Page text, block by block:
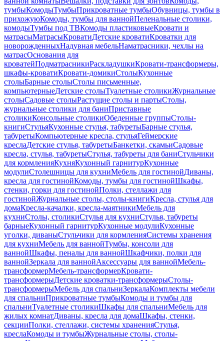
тумбыКомодыТумбыПрикроватные тумбыОбувницы, тумбы в
прихожуюКомоды, тумбы для ваннойПеленальные столики,
комодыТумбы под ТВКомоды пластиковыеКровати и
матрасыМатрасыКроватиДетские кроватиКроватки для
новорожденныхНадувная мебельНаматрасники, чехлы на
матрасОснования для
кроватейПодматрасникиРаскладушкиКровати-трансформеры,
шкафы-кроватиКровати-домикиСтолыКухонные
столыБарные столыСтолы письменные,
компьютерныеДетские столыТуалетные столикиЖурнальные
столыСадовые столыРастущие столы и партыСтолы,
журнальные столики для баниПриставные
столикиКонсольные столикиОбеденные группыСтолы-
книгиСтульяКухонные стулья, табуретыБарные стулья,
табуретыКомпьютерные кресла, стульяГеймерские
креслаДетские стулья, табуретыБанкетки, скамьиСадовые
кресла, стулья, табуретыСтулья, табуреты для баниСтульчики
для кормленияКухняКухонный гарнитурКухонные
модулиСтолешницы для кухниМебель для гостинойДиваны,
кресла для гостинойКомоды, тумбы для гостинойШкафы,
стенки, горки для гостинойПолки, стеллажи для
гостинойЖурнальные столы, столы-книгиКресла, стулья для
домаКресла-качалки, кресла-маятникиМебель для
кухниСтолы, столикиСтулья для кухниСтулья, табуреты
барныеКухонный гарнитурКухонные модулиКухонные
уголки, диваныСтульчики для кормленияСистемы хранения
для кухниМебель для ваннойТумбы, консоли для
ваннойШкафы, пеналы для ваннойШкафчики, полки для
ваннойЗеркала для ваннойАксессуары для ваннойМебель-
трансформерМебель-трансформерКровати-
трансформерыДетские кроватки-трансформерыСтолы-
трансформерыМебель для спальниЗеркалаКомплекты мебели
для спальниПрикроватные тумбыКомоды и тумбы для
спальниТуалетные столикиШкафы для спальниМебель для
жилых комнатДиваны, кресла для домаШкафы, стенки,
секцииПолки, стеллажи, системы храненияСтулья,
креслаКомоды и тумбыЖурнальные столы, столы-